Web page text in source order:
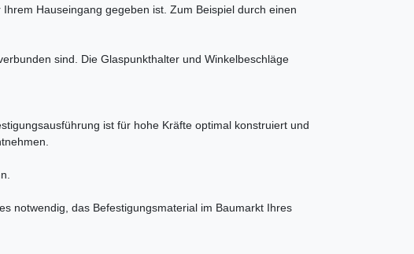
Hauseingang gegeben ist. Zum Beispiel durch einen
sind. Die Glaspunkthalter und Winkelbeschläge
ist für hohe Kräfte optimal konstruiert und
notwendig, das Befestigungsmaterial im Baumarkt Ihres